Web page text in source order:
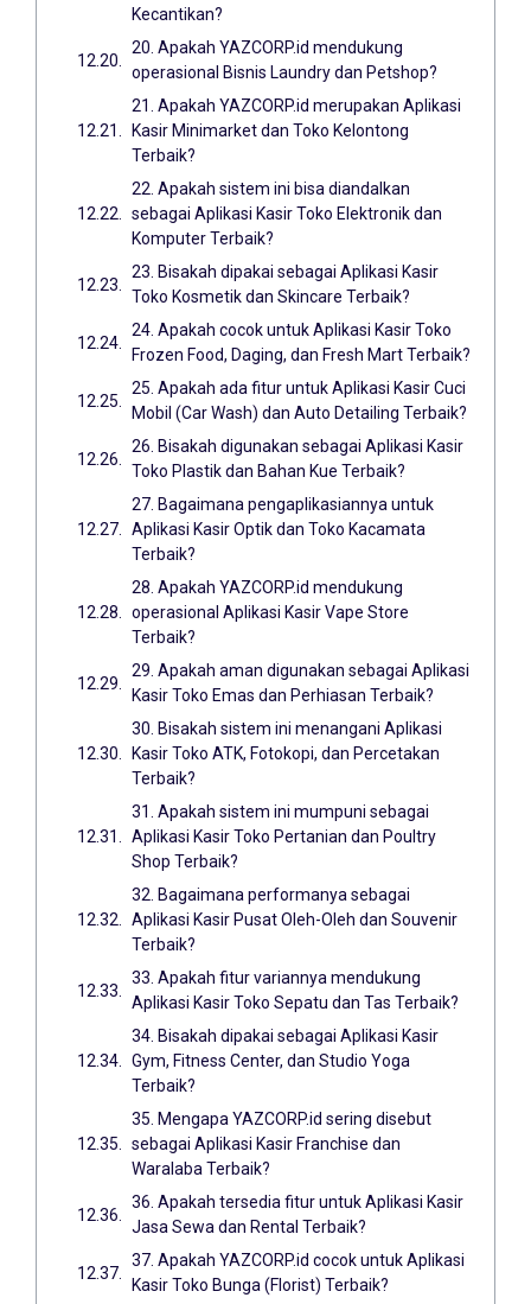
Kecantikan?
20. Apakah YAZCORP.id mendukung
operasional Bisnis Laundry dan Petshop?
21. Apakah YAZCORP.id merupakan Aplikasi
Kasir Minimarket dan Toko Kelontong
Terbaik?
22. Apakah sistem ini bisa diandalkan
sebagai Aplikasi Kasir Toko Elektronik dan
Komputer Terbaik?
23. Bisakah dipakai sebagai Aplikasi Kasir
Toko Kosmetik dan Skincare Terbaik?
24. Apakah cocok untuk Aplikasi Kasir Toko
Frozen Food, Daging, dan Fresh Mart Terbaik?
25. Apakah ada fitur untuk Aplikasi Kasir Cuci
Mobil (Car Wash) dan Auto Detailing Terbaik?
26. Bisakah digunakan sebagai Aplikasi Kasir
Toko Plastik dan Bahan Kue Terbaik?
27. Bagaimana pengaplikasiannya untuk
Aplikasi Kasir Optik dan Toko Kacamata
Terbaik?
28. Apakah YAZCORP.id mendukung
operasional Aplikasi Kasir Vape Store
Terbaik?
29. Apakah aman digunakan sebagai Aplikasi
Kasir Toko Emas dan Perhiasan Terbaik?
30. Bisakah sistem ini menangani Aplikasi
Kasir Toko ATK, Fotokopi, dan Percetakan
Terbaik?
31. Apakah sistem ini mumpuni sebagai
Aplikasi Kasir Toko Pertanian dan Poultry
Shop Terbaik?
32. Bagaimana performanya sebagai
Aplikasi Kasir Pusat Oleh-Oleh dan Souvenir
Terbaik?
33. Apakah fitur variannya mendukung
Aplikasi Kasir Toko Sepatu dan Tas Terbaik?
34. Bisakah dipakai sebagai Aplikasi Kasir
Gym, Fitness Center, dan Studio Yoga
Terbaik?
35. Mengapa YAZCORP.id sering disebut
sebagai Aplikasi Kasir Franchise dan
Waralaba Terbaik?
36. Apakah tersedia fitur untuk Aplikasi Kasir
Jasa Sewa dan Rental Terbaik?
37. Apakah YAZCORP.id cocok untuk Aplikasi
Kasir Toko Bunga (Florist) Terbaik?